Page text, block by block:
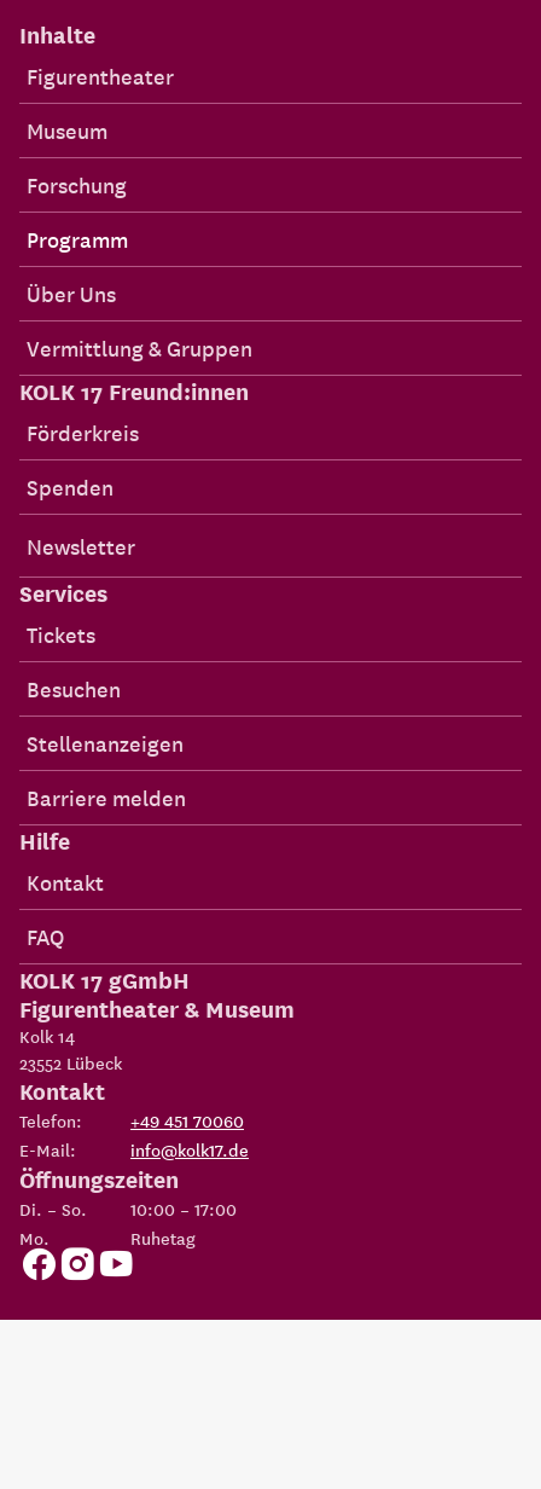
Inhalte
Figurentheater
Museum
Forschung
Programm
Über Uns
Vermittlung & Gruppen
KOLK 17 Freund:innen
Förderkreis
Spenden
Newsletter
Services
Tickets
Besuchen
Stellenanzeigen
Barriere melden
Hilfe
Kontakt
FAQ
KOLK 17 gGmbH
Figurentheater & Museum
Kolk 14
23552 Lübeck
Kontakt
Telefon:
+49 451 70060
E-Mail:
info@kolk17.de
Öffnungszeiten
Di. – So.
10:00 – 17:00
Mo.
Ruhetag